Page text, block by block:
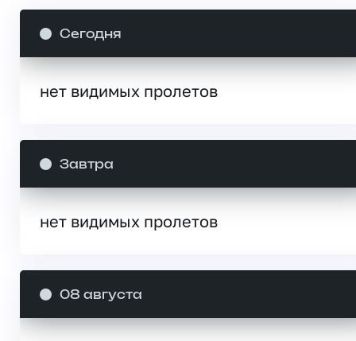
Сегодня
нет видимых пролетов
Завтра
нет видимых пролетов
08 августа